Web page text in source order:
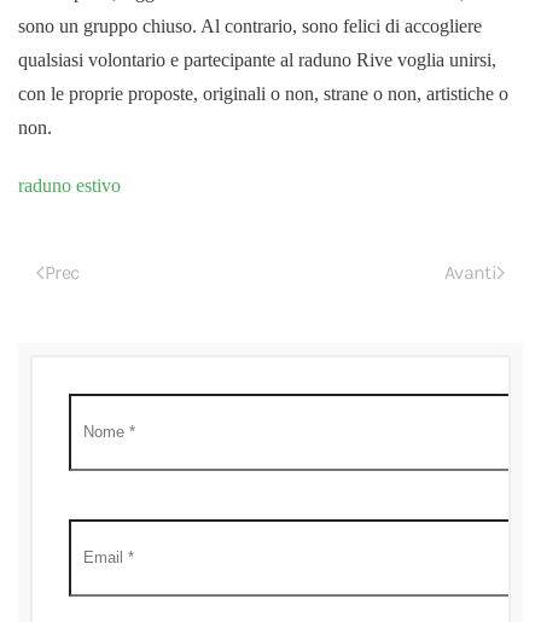
sono un gruppo chiuso. Al contrario, sono felici di accogliere
qualsiasi volontario e partecipante al raduno Rive voglia unirsi,
con le proprie proposte, originali o non, strane o non, artistiche o
non.
raduno estivo
Prec Avanti